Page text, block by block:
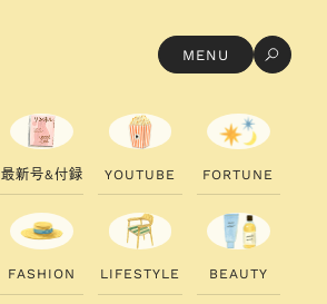
MENU
最新号&付録 YOUTU B E FORTU N E
FAS H ION LI FESTYLE B EAUTY